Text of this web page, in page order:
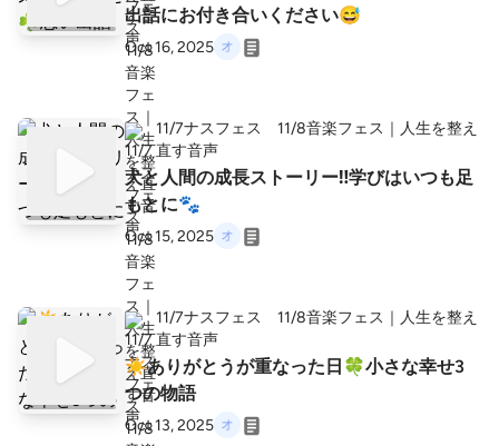
出話にお付き合いください😅
Oct 16, 2025
11/7ナスフェス 11/8音楽フェス｜人生を整え
直す音声
犬と人間の成長ストーリー‼️学びはいつも足
もとに🐾
Oct 15, 2025
11/7ナスフェス 11/8音楽フェス｜人生を整え
直す音声
☀️ありがとうが重なった日🍀小さな幸せ3
つの物語
Oct 13, 2025